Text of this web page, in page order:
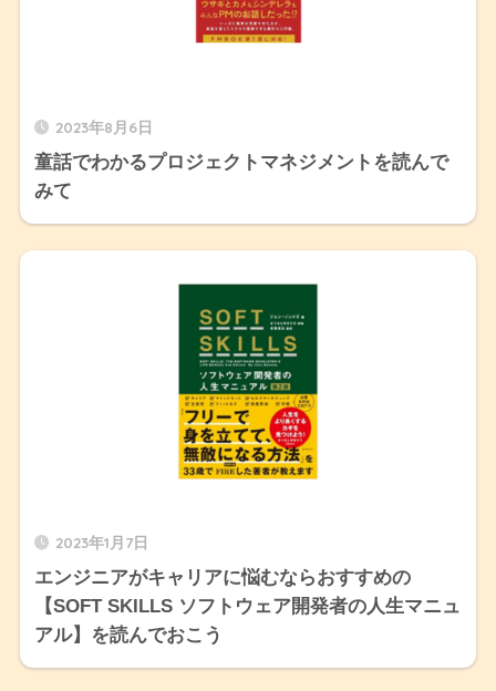
2023年8月6日
童話でわかるプロジェクトマネジメントを読んで
みて
2023年1月7日
エンジニアがキャリアに悩むならおすすめの
【SOFT SKILLS ソフトウェア開発者の人生マニュ
アル】を読んでおこう